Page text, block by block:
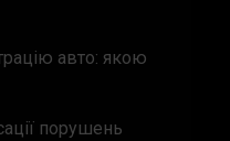
авто: якою
порушень